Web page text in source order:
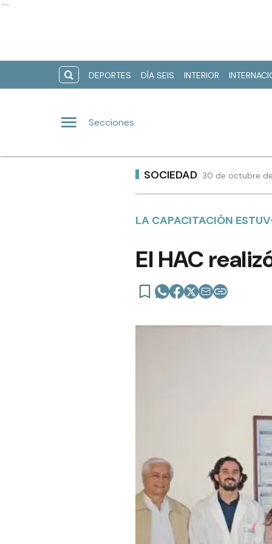
Ads
DEPORTES DÍA SEIS INTERIOR
Secciones
SOCIEDAD 30 de octubre
LA CAPACITACIÓN
El HAC